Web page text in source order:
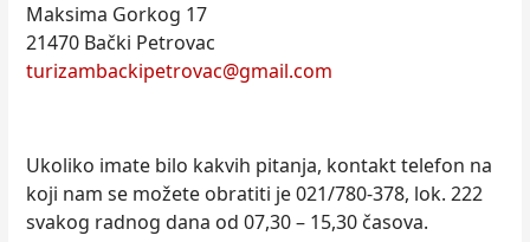
Maksima Gorkog 17
21470 Bački Petrovac
turizambackipetrovac@gmail.com
Ukoliko imate bilo kakvih pitanja, kontakt telefon na
koji nam se možete obratiti je 021/780-378, lok. 222
svakog radnog dana od 07,30 – 15,30 časova.